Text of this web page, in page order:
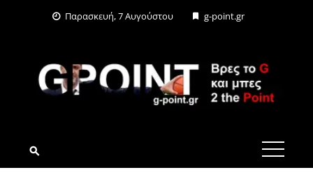
Παρασκευή, 7 Αυγούστου g-point.gr
G-POINT.GR